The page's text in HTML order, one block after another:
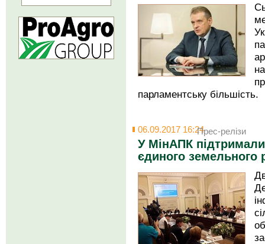
парламентську більшість.
06.09.2017 16:24Прес-релізи
У МінАПК
єдиного земельного